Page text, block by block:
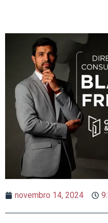
novembro 14, 2024